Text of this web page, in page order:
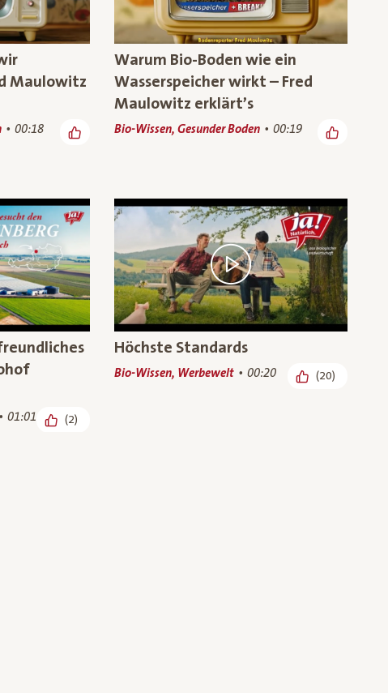
Maulowitz
00:18
Warum Bio-Boden wie ein
Wasserspeicher wirkt – Fred
Maulowitz erklärt’s
Bio-Wissen, Gesunder Boden 00:19
01:01 (2)
Höchste Standards
Bio-Wissen, Werbewelt 00:20 (20)